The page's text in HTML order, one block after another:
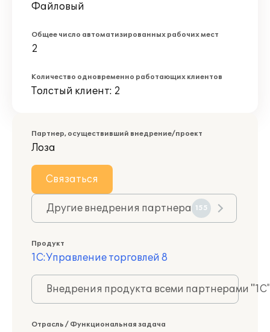
Файловый
Общее число автоматизированных рабочих мест
2
Количество одновременно работающих клиентов
Толстый клиент: 2
Партнер, осуществивший внедрение/проект
Лоза
Связаться
Другие внедрения партнера 155
Продукт
1С:Управление торговлей 8
Внедрения продукта всеми партнерами
Отрасль / Функциональная задача